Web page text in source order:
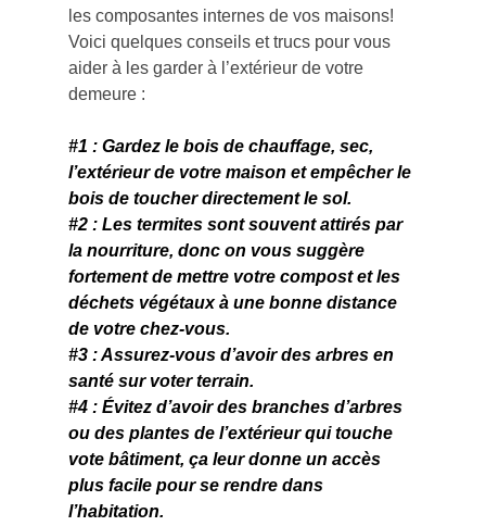
les composantes internes de vos maisons!
Voici quelques conseils et trucs pour vous
aider à les garder à l’extérieur de votre
demeure :
#1 : Gardez le bois de chauffage, sec,
l’extérieur de votre maison et empêcher le
bois de toucher directement le sol.
#2 : Les termites sont souvent attirés par
la nourriture, donc on vous suggère
fortement de mettre votre compost et les
déchets végétaux à une bonne distance
de votre chez-vous.
#3 : Assurez-vous d’avoir des arbres en
santé sur voter terrain.
#4 : Évitez d’avoir des branches d’arbres
ou des plantes de l’extérieur qui touche
vote bâtiment, ça leur donne un accès
plus facile pour se rendre dans
l’habitation.